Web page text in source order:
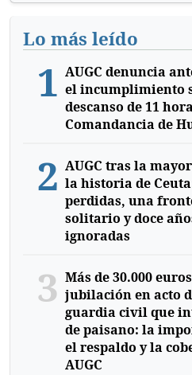
Lo más leído
1 AUGC denuncia
el incumplimiento
descanso de 11
Comandancia de
2 AUGC tras la
la historia de
perdidas, una
solitario y doce
ignoradas
3 Más de 30.000
jubilación en acto
guardia civil que
de paisano: la
el respaldo y la
AUGC